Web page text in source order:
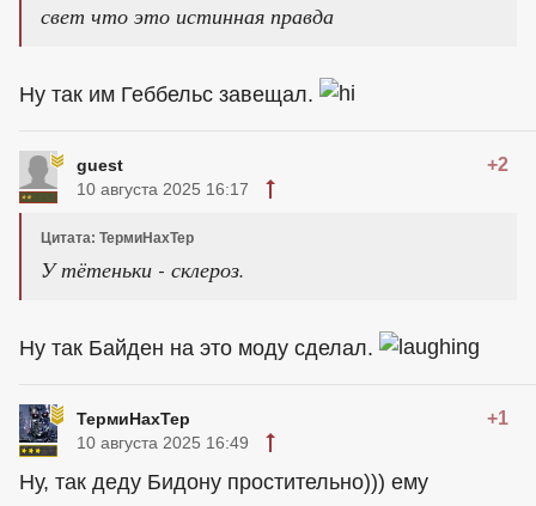
свет что это истинная правда
Ну так им Геббельс завещал.
guest +2
10 августа 2025 16:17
Цитата: ТермиНахТер
У тётеньки - склероз.
Ну так Байден на это моду сделал.
ТермиНахТер +1
10 августа 2025 16:49
Ну, так деду Бидону простительно))) ему